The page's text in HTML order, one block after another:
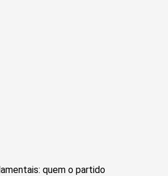
quem o partido